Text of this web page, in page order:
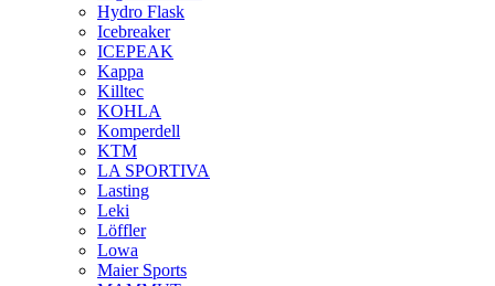
Hydro Flask
Icebreaker
ICEPEAK
Kappa
Killtec
KOHLA
Komperdell
KTM
LA SPORTIVA
Lasting
Leki
Löffler
Lowa
Maier Sports